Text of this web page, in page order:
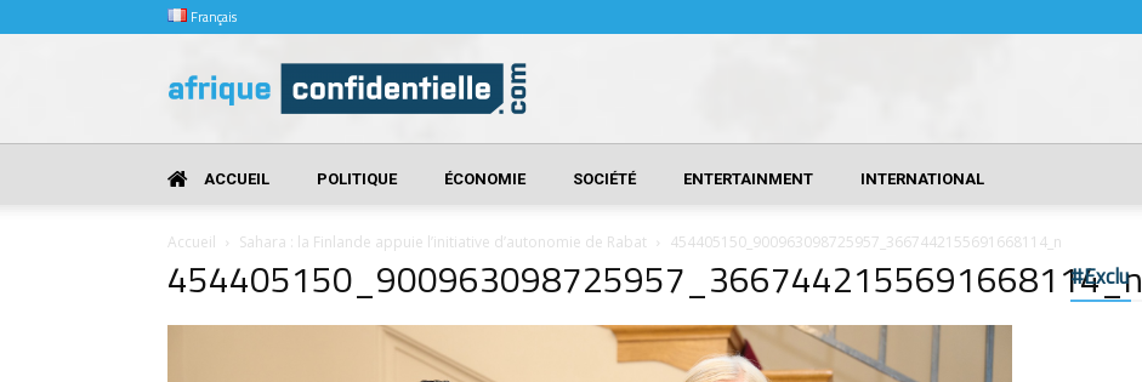
Français
Confidentielle
ACCUEIL POLITIQUE ÉCONOMIE SOCIÉTÉ ENTERTAINMENT INTERNATIONAL
Accueil Sahara : la Finlande appuie l’initiative d’autonomie de Rabat 454405150_900963098725957_3667442155691668114_n
454405150_900963098725957_3667442155691668114_n
#Exclu